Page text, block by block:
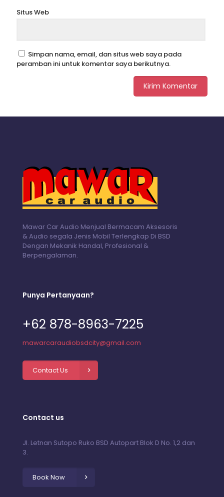
Situs Web
Simpan nama, email, dan situs web saya pada
peramban ini untuk komentar saya berikutnya.
Mawar Car Audio Menjual Bermacam Aksesoris
& Audio segala Jenis Mobil Terlengkap Di BSD
Dengan Mekanik Handal, Profesional &
Berpengalaman.
Punya Pertanyaan?
+62 878-8963-7225
mawarcaraudiobsdcity@gmail.com
Contact Us
Contact us
Jl. Letnan Sutopo Ruko BSD Autopart Blok D No. 1,2 dan
3.
Book Now